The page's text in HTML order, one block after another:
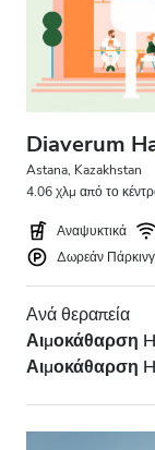
Diaverum
Astana, Kazakhstan
4.06 χλμ από το
Αναψυκτικά
Δωρεάν
Ανά θεραπεία
Αιμοκάθαρση
Αιμοκάθαρση